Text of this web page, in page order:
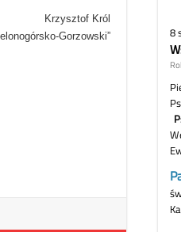
Krzysztof Król
Gorzowski”